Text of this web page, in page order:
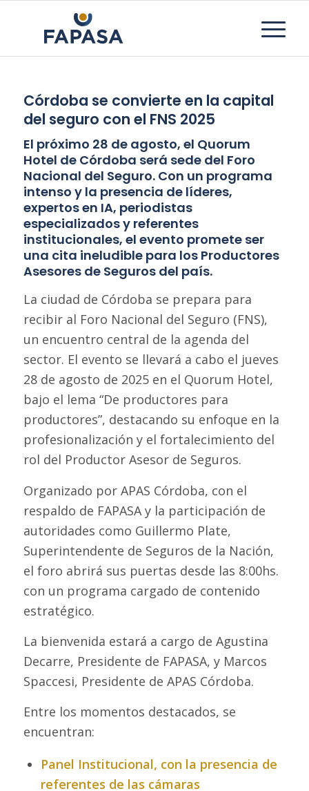
Córdoba se convierte en la capital
del seguro con el FNS 2025
El próximo 28 de agosto, el Quorum
Hotel de Córdoba será sede del Foro
Nacional del Seguro. Con un programa
intenso y la presencia de líderes,
expertos en IA, periodistas
especializados y referentes
institucionales, el evento promete ser
una cita ineludible para los Productores
Asesores de Seguros del país.
La ciudad de Córdoba se prepara para
recibir al Foro Nacional del Seguro (FNS),
un encuentro central de la agenda del
sector. El evento se llevará a cabo el jueves
28 de agosto de 2025 en el Quorum Hotel,
bajo el lema “De productores para
productores”, destacando su enfoque en la
profesionalización y el fortalecimiento del
rol del Productor Asesor de Seguros.
Organizado por APAS Córdoba, con el
respaldo de FAPASA y la participación de
autoridades como Guillermo Plate,
Superintendente de Seguros de la Nación,
el foro abrirá sus puertas desde las 8:00hs.
con un programa cargado de contenido
estratégico.
La bienvenida estará a cargo de Agustina
Decarre, Presidente de FAPASA, y Marcos
Spaccesi, Presidente de APAS Córdoba.
Entre los momentos destacados, se
encuentran:
Panel Institucional, con la presencia de
referentes de las cámaras